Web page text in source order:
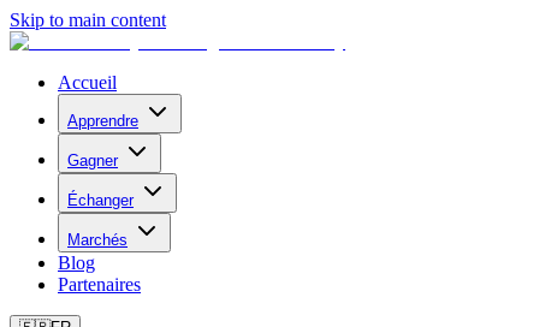
Skip to main content
Accueil
Apprendre
Gagner
Échanger
Marchés
Blog
Partenaires